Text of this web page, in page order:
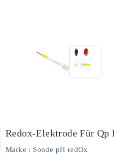
Redox-Elektrode Für Qp
Marke : Sonde pH redOx